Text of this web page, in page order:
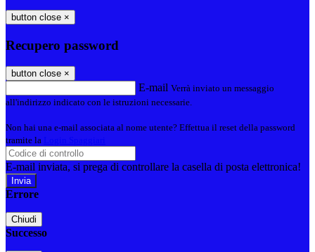
button close ×
Recupero password
button close ×
E-mail Verrà inviato un messaggio
all'indirizzo indicato con le istruzioni necessarie.
Non hai una e-mail associata al nome utente? Effettua il reset della password
tramite la
E-mail inviata, si prega di controllare la casella di posta elettronica!
Errore
Chiudi
Successo